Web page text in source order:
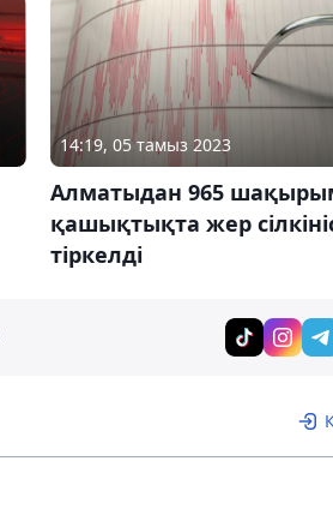
14:19, 05 тамыз 2023
Алматыдан 965
қашықтықта жер
тіркелді